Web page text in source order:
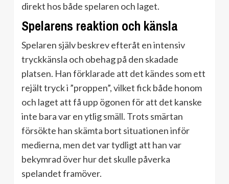
direkt hos både spelaren och laget.
Spelarens reaktion och känsla
Spelaren själv beskrev efteråt en intensiv
tryckkänsla och obehag på den skadade
platsen. Han förklarade att det kändes som ett
rejält tryck i ”proppen”, vilket fick både honom
och laget att få upp ögonen för att det kanske
inte bara var en ytlig smäll. Trots smärtan
försökte han skämta bort situationen inför
medierna, men det var tydligt att han var
bekymrad över hur det skulle påverka
spelandet framöver.